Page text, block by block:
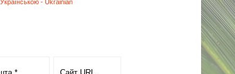
Українською - Ukrainian